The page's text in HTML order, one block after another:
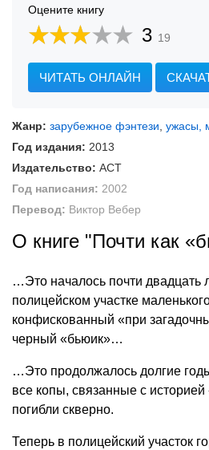
Оцените книгу
3 19
ЧИТАТЬ ОНЛАЙН
Жанр: зарубежное фэнтези ужасы,
Год издания: 2013
Издательство: АСТ
Год написания: 2002
Перевод: Виктор Вебер
О книге "Почти как
…Это началось почти двадцать
полицейском участке
конфискованный «при
черный «бьюик»…
…Это продолжалось долгие
все копы, связанные с
погибли скверно.
Теперь в полицейский участок